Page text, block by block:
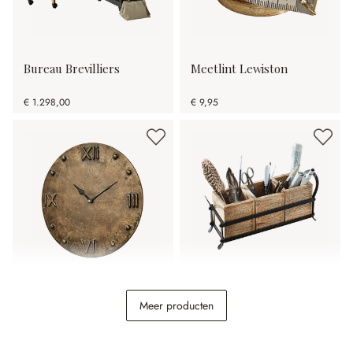
Bureau Brevilliers
€ 1.298,00
Meetlint Lewiston
€ 9,95
Organizer Lasse
Meer producten